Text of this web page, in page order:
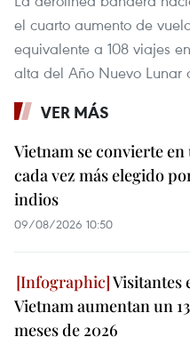
el cuarto aumento de
equivalente a 108 viajes
alta del Año Nuevo Lunar
VER MÁS
Vietnam se convierte
cada vez más elegido
indios
09/08/2026 10:50
Visitantes
Vietnam aumentan un
meses de 2026